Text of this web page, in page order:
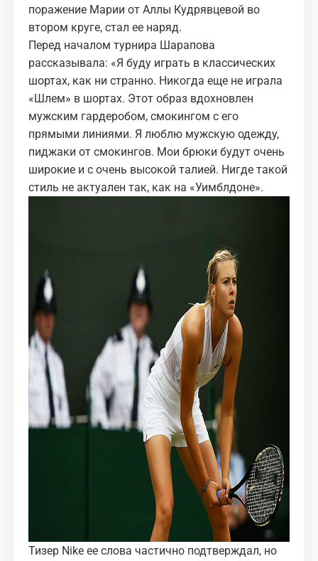
поражение Марии от Аллы Кудрявцевой во
втором круге, стал ее наряд.
Перед началом турнира Шарапова
рассказывала: «Я буду играть в классических
шортах, как ни странно. Никогда еще не играла
«Шлем» в шортах. Этот образ вдохновлен
мужским гардеробом, смокингом с его
прямыми линиями. Я люблю мужскую одежду,
пиджаки от смокингов. Мои брюки будут очень
широкие и с очень высокой талией. Нигде такой
стиль не актуален так, как на «Уимблдоне».
Тизер Nike ее слова частично подтверждал, но